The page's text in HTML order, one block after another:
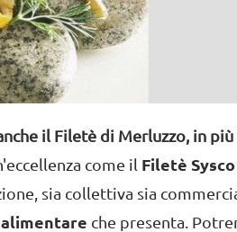
il Filetè di Merluzzo, in
come il Filetè
sia collettiva sia
che presenta.